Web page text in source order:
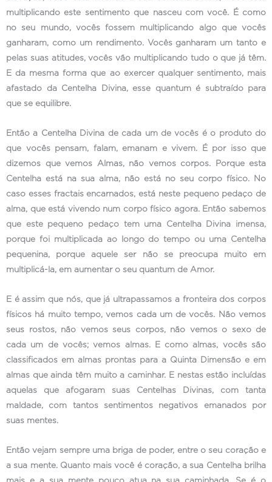
multiplicando este sentimento que nasceu com você. É como
no seu mundo, vocês fossem multiplicando algo que vocês
ganharam, como um rendimento. Vocês ganharam um tanto e
pelas suas atitudes, vocês vão multiplicando tudo o que já têm.
E da mesma forma que ao exercer qualquer sentimento, mais
afastado da Centelha Divina, esse quantum é subtraído para
que se equilibre.
Então a Centelha Divina de cada um de vocês é o produto do
que vocês pensam, falam, emanam e vivem. É por isso que
dizemos que vemos Almas, não vemos corpos. Porque esta
Centelha está na sua alma, não está no seu corpo físico. No
caso esses fractais encarnados, está neste pequeno pedaço de
alma, que está vivendo num corpo físico agora. Então sabemos
que este pequeno pedaço tem uma Centelha Divina imensa,
porque foi multiplicada ao longo do tempo ou uma Centelha
pequenina, porque aquele ser não se preocupa muito em
multiplicá-la, em aumentar o seu quantum de Amor.
E é assim que nós, que já ultrapassamos a fronteira dos corpos
físicos há muito tempo, vemos cada um de vocês. Não vemos
seus rostos, não vemos seus corpos, não vemos o sexo de
cada um de vocês; vemos almas. E como almas, vocês são
classificados em almas prontas para a Quinta Dimensão e em
almas que ainda têm muito a caminhar. E nestas estão incluídas
aquelas que afogaram suas Centelhas Divinas, com tanta
maldade, com tantos sentimentos negativos emanados por
suas mentes.
Então vejam sempre uma briga de poder, entre o seu coração e
a sua mente. Quanto mais você é coração, a sua Centelha brilha